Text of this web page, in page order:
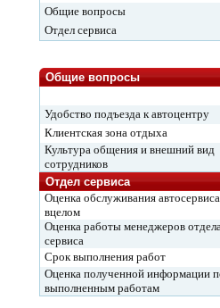
Общие вопросы
Отдел сервиса
Общие вопросы
Удобство подъезда к автоцентру
Клиентская зона отдыха
Культура общения и внешний вид
сотрудников
Отдел сервиса
Оценка обслуживания автосервиса
вцелом
Оценка работы менеджеров
сервиса
Срок выполнения работ
Оценка полученной информации
выполненным работам